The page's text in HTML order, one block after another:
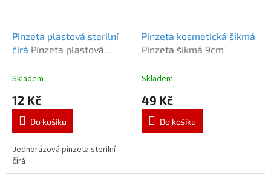
Pinzeta plastová sterilní
čírá Pinzeta plastová
Skladem
12 Kč
Do košíku
Jednorázová pinzeta sterilní
čirá
Pinzeta kosmetická šikmá
Pinzeta šikmá 9cm
Skladem
49 Kč
Do košíku